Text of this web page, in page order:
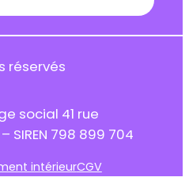
réservés
social 41 rue
SIREN 798 899 704
intérieurCGV